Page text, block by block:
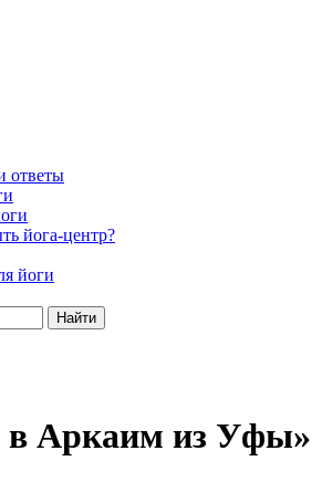
ответы
йога-центр?
йоги
Найти
в Аркаим из Уфы»